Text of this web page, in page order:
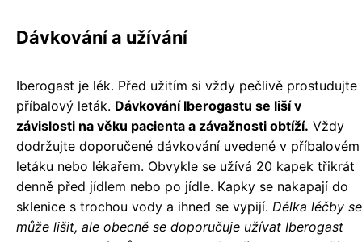
Dávkování a užívání
Iberogast je lék. Před užitím si vždy pečlivě prostudujte
příbalový leták. Dávkování Iberogastu se liší v
závislosti na věku pacienta a závažnosti obtíží. Vždy
dodržujte doporučené dávkování uvedené v příbalovém
letáku nebo lékařem. Obvykle se užívá 20 kapek třikrát
denně před jídlem nebo po jídle. Kapky se nakapají do
sklenice s trochou vody a ihned se vypijí. Délka léčby se
může lišit, ale obecně se doporučuje užívat Iberogast